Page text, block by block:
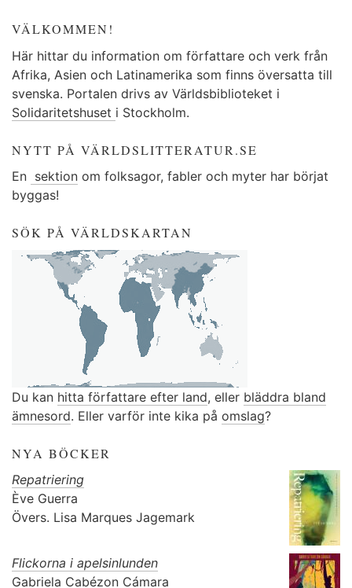
VÄLKOMMEN!
Här hittar du information om författare och verk från
Afrika, Asien och Latinamerika som finns översatta till
svenska. Portalen drivs av Världsbiblioteket i
Solidaritetshuset i Stockholm.
NYTT PÅ VÄRLDSLITTERATUR.SE
En sektion om folksagor, fabler och myter har börjat
byggas!
SÖK PÅ VÄRLDSKARTAN
Du kan hitta författare efter land, eller bläddra bland
ämnesord. Eller varför inte kika på omslag?
NYA BÖCKER
Repatriering
Ève Guerra
Övers. Lisa Marques Jagemark
Flickorna i apelsinlunden
Gabriela Cabézon Cámara